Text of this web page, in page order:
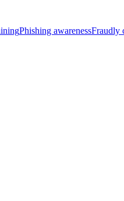
Phishing awarenessFraudly